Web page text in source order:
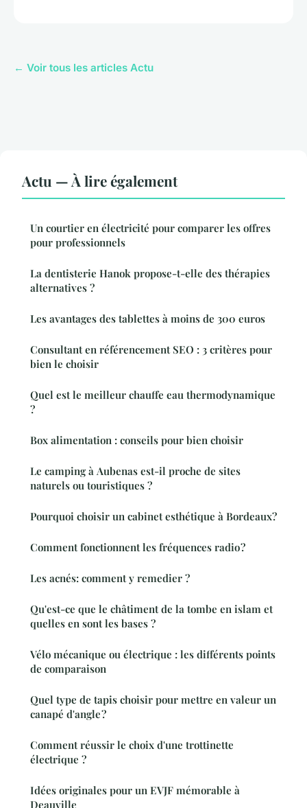
← Voir tous les articles Actu
Actu — À lire également
Un courtier en électricité pour comparer les offres
pour professionnels
La dentisterie Hanok propose-t-elle des thérapies
alternatives ?
Les avantages des tablettes à moins de 300 euros
Consultant en référencement SEO : 3 critères pour
bien le choisir
Quel est le meilleur chauffe eau thermodynamique
?
Box alimentation : conseils pour bien choisir
Le camping à Aubenas est-il proche de sites
naturels ou touristiques ?
Pourquoi choisir un cabinet esthétique à Bordeaux?
Comment fonctionnent les fréquences radio ?
Les acnés: comment y remedier ?
Qu'est-ce que le châtiment de la tombe en islam et
quelles en sont les bases ?
Vélo mécanique ou électrique : les différents points
de comparaison
Quel type de tapis choisir pour mettre en valeur un
canapé d'angle ?
Comment réussir le choix d'une trottinette
électrique ?
Idées originales pour un EVJF mémorable à
Deauville